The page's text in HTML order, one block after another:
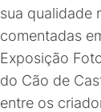
sua qualidade
comentadas
Exposição
do Cão de
entre os